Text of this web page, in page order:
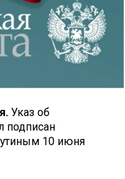
Указ об
подписан
10 июня